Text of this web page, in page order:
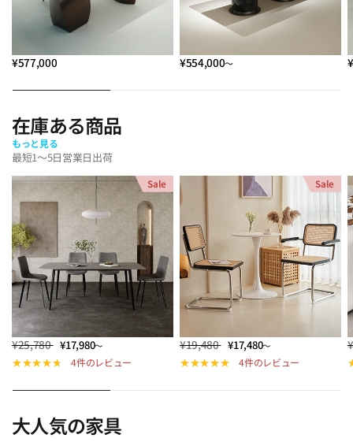
¥577,000 ¥554,000～
在庫ある商品
もっと見る
最短1～5日営業日出荷
Sale
¥25,780 ¥17,980～
4件のレビュー
Sale
¥19,480 ¥17,480～
4件のレビュー
大人気の家具